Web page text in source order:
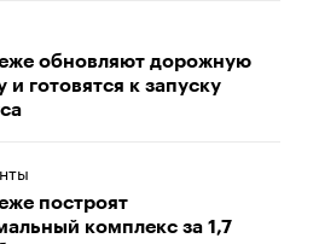
обновляют дорожную
и готовятся к запуску
построят
комплекс за 1,7